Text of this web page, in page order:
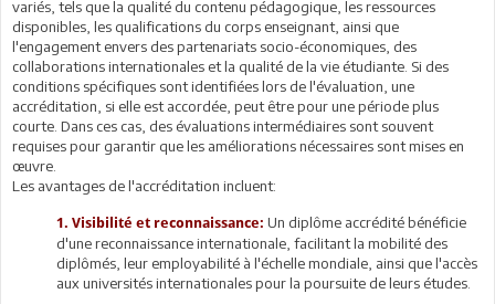
variés, tels que la qualité du contenu pédagogique, les ressources
disponibles, les qualifications du corps enseignant, ainsi que
l'engagement envers des partenariats socio-économiques, des
collaborations internationales et la qualité de la vie étudiante. Si des
conditions spécifiques sont identifiées lors de l'évaluation, une
accréditation, si elle est accordée, peut être pour une période plus
courte. Dans ces cas, des évaluations intermédiaires sont souvent
requises pour garantir que les améliorations nécessaires sont mises en
œuvre.
Les avantages de l'accréditation incluent:
1. Visibilité et reconnaissance: Un diplôme accrédité bénéficie
d'une reconnaissance internationale, facilitant la mobilité des
diplômés, leur employabilité à l'échelle mondiale, ainsi que l'accès
aux universités internationales pour la poursuite de leurs études.